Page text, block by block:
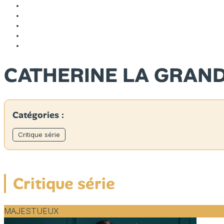
CATHERINE LA
Catégories :
Critique série
Critique série
MAJESTUEUX